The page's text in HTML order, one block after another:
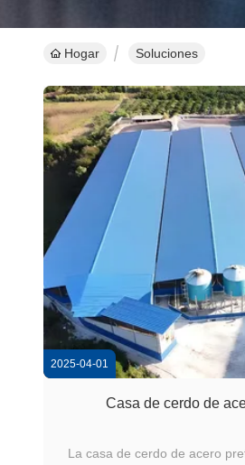
Hogar Soluciones
2025-04-01
Casa de cerdo de
La casa de cerdo de acero